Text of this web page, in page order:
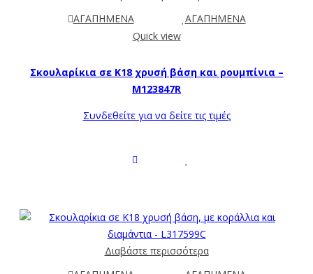
ΑΓΑΠΗΜΕΝΑ
ΑΓΑΠΗΜΕΝΑ
Quick view
Σκουλαρίκια σε Κ18 χρυσή βάση και ρουμπίνια –
M123847R
Συνδεθείτε για να δείτε τις τιμές
Διαβάστε περισσότερα